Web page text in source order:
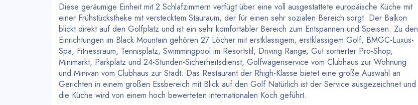
Diese geräumige Einheit mit 2 Schlafzimmern verfügt über eine voll ausgestattete europäische Küche mit
einer Frühstückstheke mit verstecktem Stauraum, der für einen sehr sozialen Bereich sorgt. Der Balkon
blickt direkt auf den Golfplatz und ist ein sehr komfortabler Bereich zum Entspannen und Speisen. Zu den
Einrichtungen im Black Mountain gehören 27 Löcher mit erstklassigem, erstklassigem Golf, BMGC-Luxus-
Spa, Fitnessraum, Tennisplatz, Swimmingpool im Resortstil, Driving Range, Gut sortierter Pro-Shop,
Minimarkt, Parkplatz und 24-Stunden-Sicherheitsdienst, Golfwagenservice vom Clubhaus zur Wohnung
und Minivan vom Clubhaus zur Stadt: Das Restaurant der Rhigh-Klasse bietet eine große Auswahl an
Gerichten in einem großen Essbereich mit Blick auf den Golf Natürlich ist der Service ausgezeichnet und
die Küche wird von einem hoch bewerteten internationalen Koch geführt.